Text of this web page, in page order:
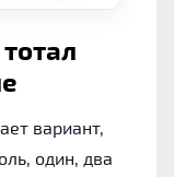
вариант,
один, два